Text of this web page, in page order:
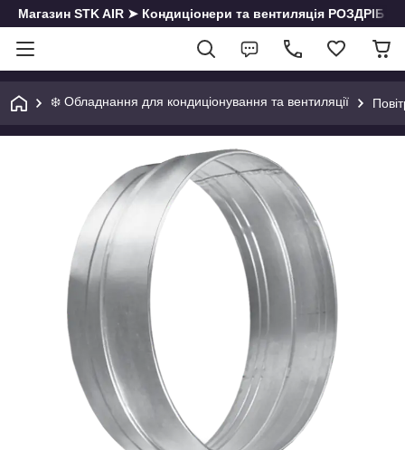
Магазин STK AIR ➤ Кондиціонери та вентиляція РОЗДРІБ
❄️ Обладнання для кондиціонування та вентиляції